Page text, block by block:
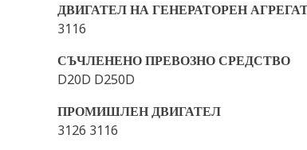
ДВИГАТЕЛ НА ГЕНЕРАТОРЕН
3116
СЪЧЛЕНЕНО ПРЕВОЗНО СРЕДСТВО
D20D D250D
ПРОМИШЛЕН ДВИГАТЕЛ
3126 3116